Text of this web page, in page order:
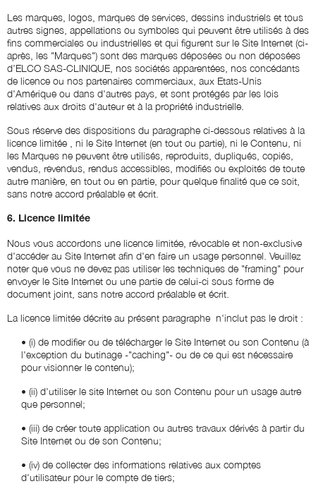
Les marques, logos, marques de services, dessins industriels et tous
autres signes, appellations ou symboles qui peuvent être utilisés à des
fins commerciales ou industrielles et qui figurent sur le Site Internet (ci-
après, les "Marques") sont des marques déposées ou non déposées
d’ELCO SAS-CLINIQUE, nos sociétés apparentées, nos concédants
de licence ou nos partenaires commerciaux, aux Etats-Unis
d'Amérique ou dans d'autres pays, et sont protégés par les lois
relatives aux droits d'auteur et à la propriété industrielle.
Sous réserve des dispositions du paragraphe ci-dessous relatives à la
licence limitée , ni le Site Internet (en tout ou partie), ni le Contenu, ni
les Marques ne peuvent être utilisés, reproduits, dupliqués, copiés,
vendus, revendus, rendus accessibles, modifiés ou exploités de toute
autre manière, en tout ou en partie, pour quelque finalité que ce soit,
sans notre accord préalable et écrit.
6. Licence limitée
Nous vous accordons une licence limitée, révocable et non-exclusive
d'accéder au Site Internet afin d'en faire un usage personnel. Veuillez
noter que vous ne devez pas utiliser les techniques de "framing" pour
envoyer le Site Internet ou une partie de celui-ci sous forme de
document joint, sans notre accord préalable et écrit.
La licence limitée décrite au présent paragraphe n'inclut pas le droit :
• (i) de modifier ou de télécharger le Site Internet ou son Contenu (à
l'exception du butinage -"caching"- ou de ce qui est nécessaire
pour visionner le contenu);
• (ii) d'utiliser le site Internet ou son Contenu pour un usage autre
que personnel;
• (iii) de créer toute application ou autres travaux dérivés à partir du
Site Internet ou de son Contenu;
• (iv) de collecter des informations relatives aux comptes
d'utilisateur pour le compte de tiers;